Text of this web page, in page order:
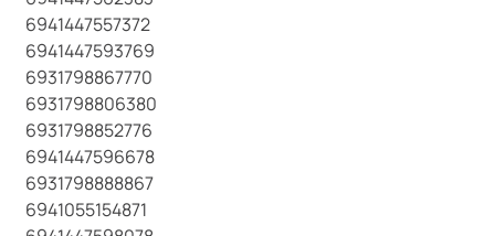
6941447557372
6941447593769
6931798867770
6931798806380
6931798852776
6941447596678
6931798888867
6941055154871